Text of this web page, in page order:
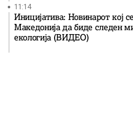
11:14
Иницијатива: Новинарот кој
Македонија да биде следен
екологија (ВИДЕО)